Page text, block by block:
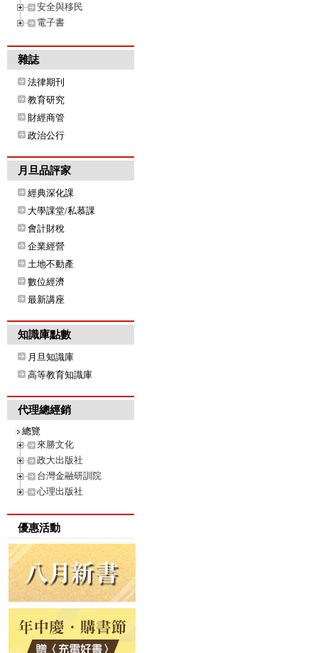
安全與移民
電子書
雜誌
法律期刊
教育研究
財經商管
政治公行
月旦品評家
經典深化課
大學課堂/私慕課
會計財稅
企業經營
土地不動產
數位經濟
最新講座
知識庫點數
月旦知識庫
高等教育知識庫
代理總經銷
總覽
來勝文化
政大出版社
台灣金融研訓院
心理出版社
優惠活動